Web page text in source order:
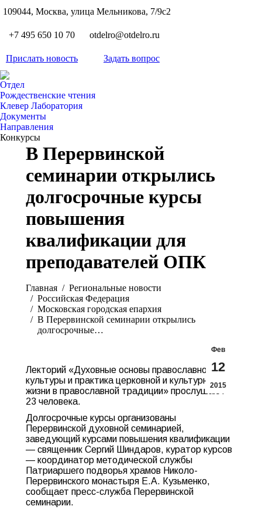
109044, Москва, улица Мельникова, 7/9с2
+7 495 650 10 70 otdelro@otdelro.ru
Прислать новость Задать вопрос
Отдел
Рождественские чтения
Клевер Лаборатория
Документы
Направления
Конкурсы
В Перервинской
семинарии открылись
долгосрочные курсы
повышения
квалификации для
преподавателей ОПК
Главная
Pегиональные новости
Российская Федерация
Московская городская епархия
В Перервинской семинарии открылись
долгосрочные…
Фев
12
2015
Лекторий «Духовные основы православной
культуры и практика церковной и культурной
жизни в православной традиции» прослушают
23 человека.
Долгосрочные курсы организованы
Перервинской духовной семинарией,
заведующий курсами повышения квалификации
— священник Сергий Шиндаров, куратор курсов
— координатор методической службы
Патриаршего подворья храмов Николо-
Перервинского монастыря Е.А. Кузьменко,
сообщает пресс-служба Перервинской
семинарии.